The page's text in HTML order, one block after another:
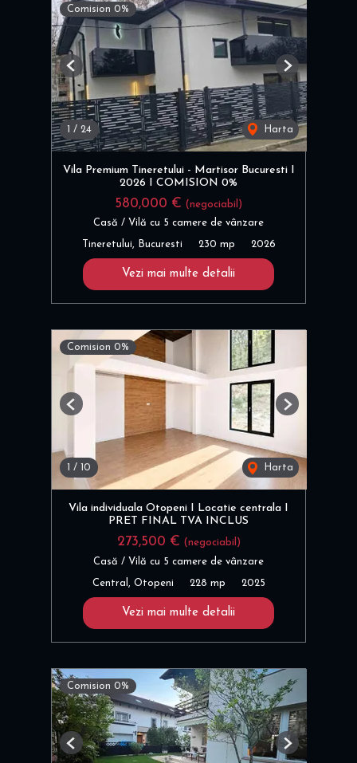
Comision 0%
1 / 24 Harta
Previous Next
Vila Premium Tineretului - Martisor Bucuresti I
2026 I COMISION 0%
580,000 € (negociabil)
Casă / Vilă cu 5 camere de vânzare
Tineretului, Bucuresti 230 mp 2026
Vezi mai multe detalii
Comision 0%
/ 10 Harta
Previous Next
Vila individuala Otopeni I Locatie centrala I
PRET FINAL TVA INCLUS
273,500 € (negociabil)
Casă / Vilă cu 5 camere de vânzare
Central, Otopeni 228 mp 2025
Vezi mai multe detalii
Comision 0%
Previous Next